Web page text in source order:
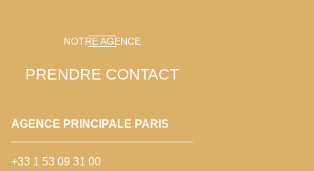
NOTRE AGENCE
PRENDRE CONTACT
AGENCE PRINCIPALE PARIS
+33 1 53 09 31 00